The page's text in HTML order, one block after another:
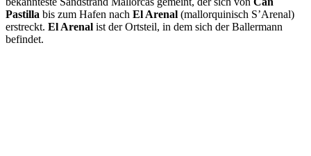
Pastilla bis zum Hafen nach El Arenal (mallorquinisch S’Arenal)
erstreckt. El Arenal ist der Ortsteil, in dem sich der Ballermann
befindet.